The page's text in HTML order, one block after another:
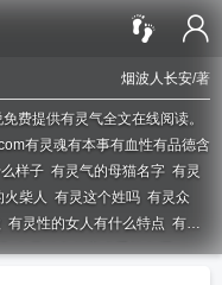
烟波人长安/著
费提供有灵气全文在线阅读。
有灵魂有本事有血性有品德含
样子 有灵气的母猫名字 有灵
火柴人 有灵这个姓吗 有灵众
有灵性的女人有什么特点 有灵
有灵动岛的安卓手机有哪